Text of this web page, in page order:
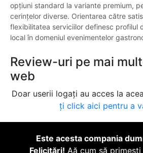
opțiuni standard la variante premium,
cerințelor diverse. Orientarea către
flexibilitatea serviciilor definesc profilul
local în domeniul evenimentelor
Review-uri pe mai
web
Doar userii logați au acces la
ți click aici pentru a
Este acesta compania
Felicitări! Aă cum să